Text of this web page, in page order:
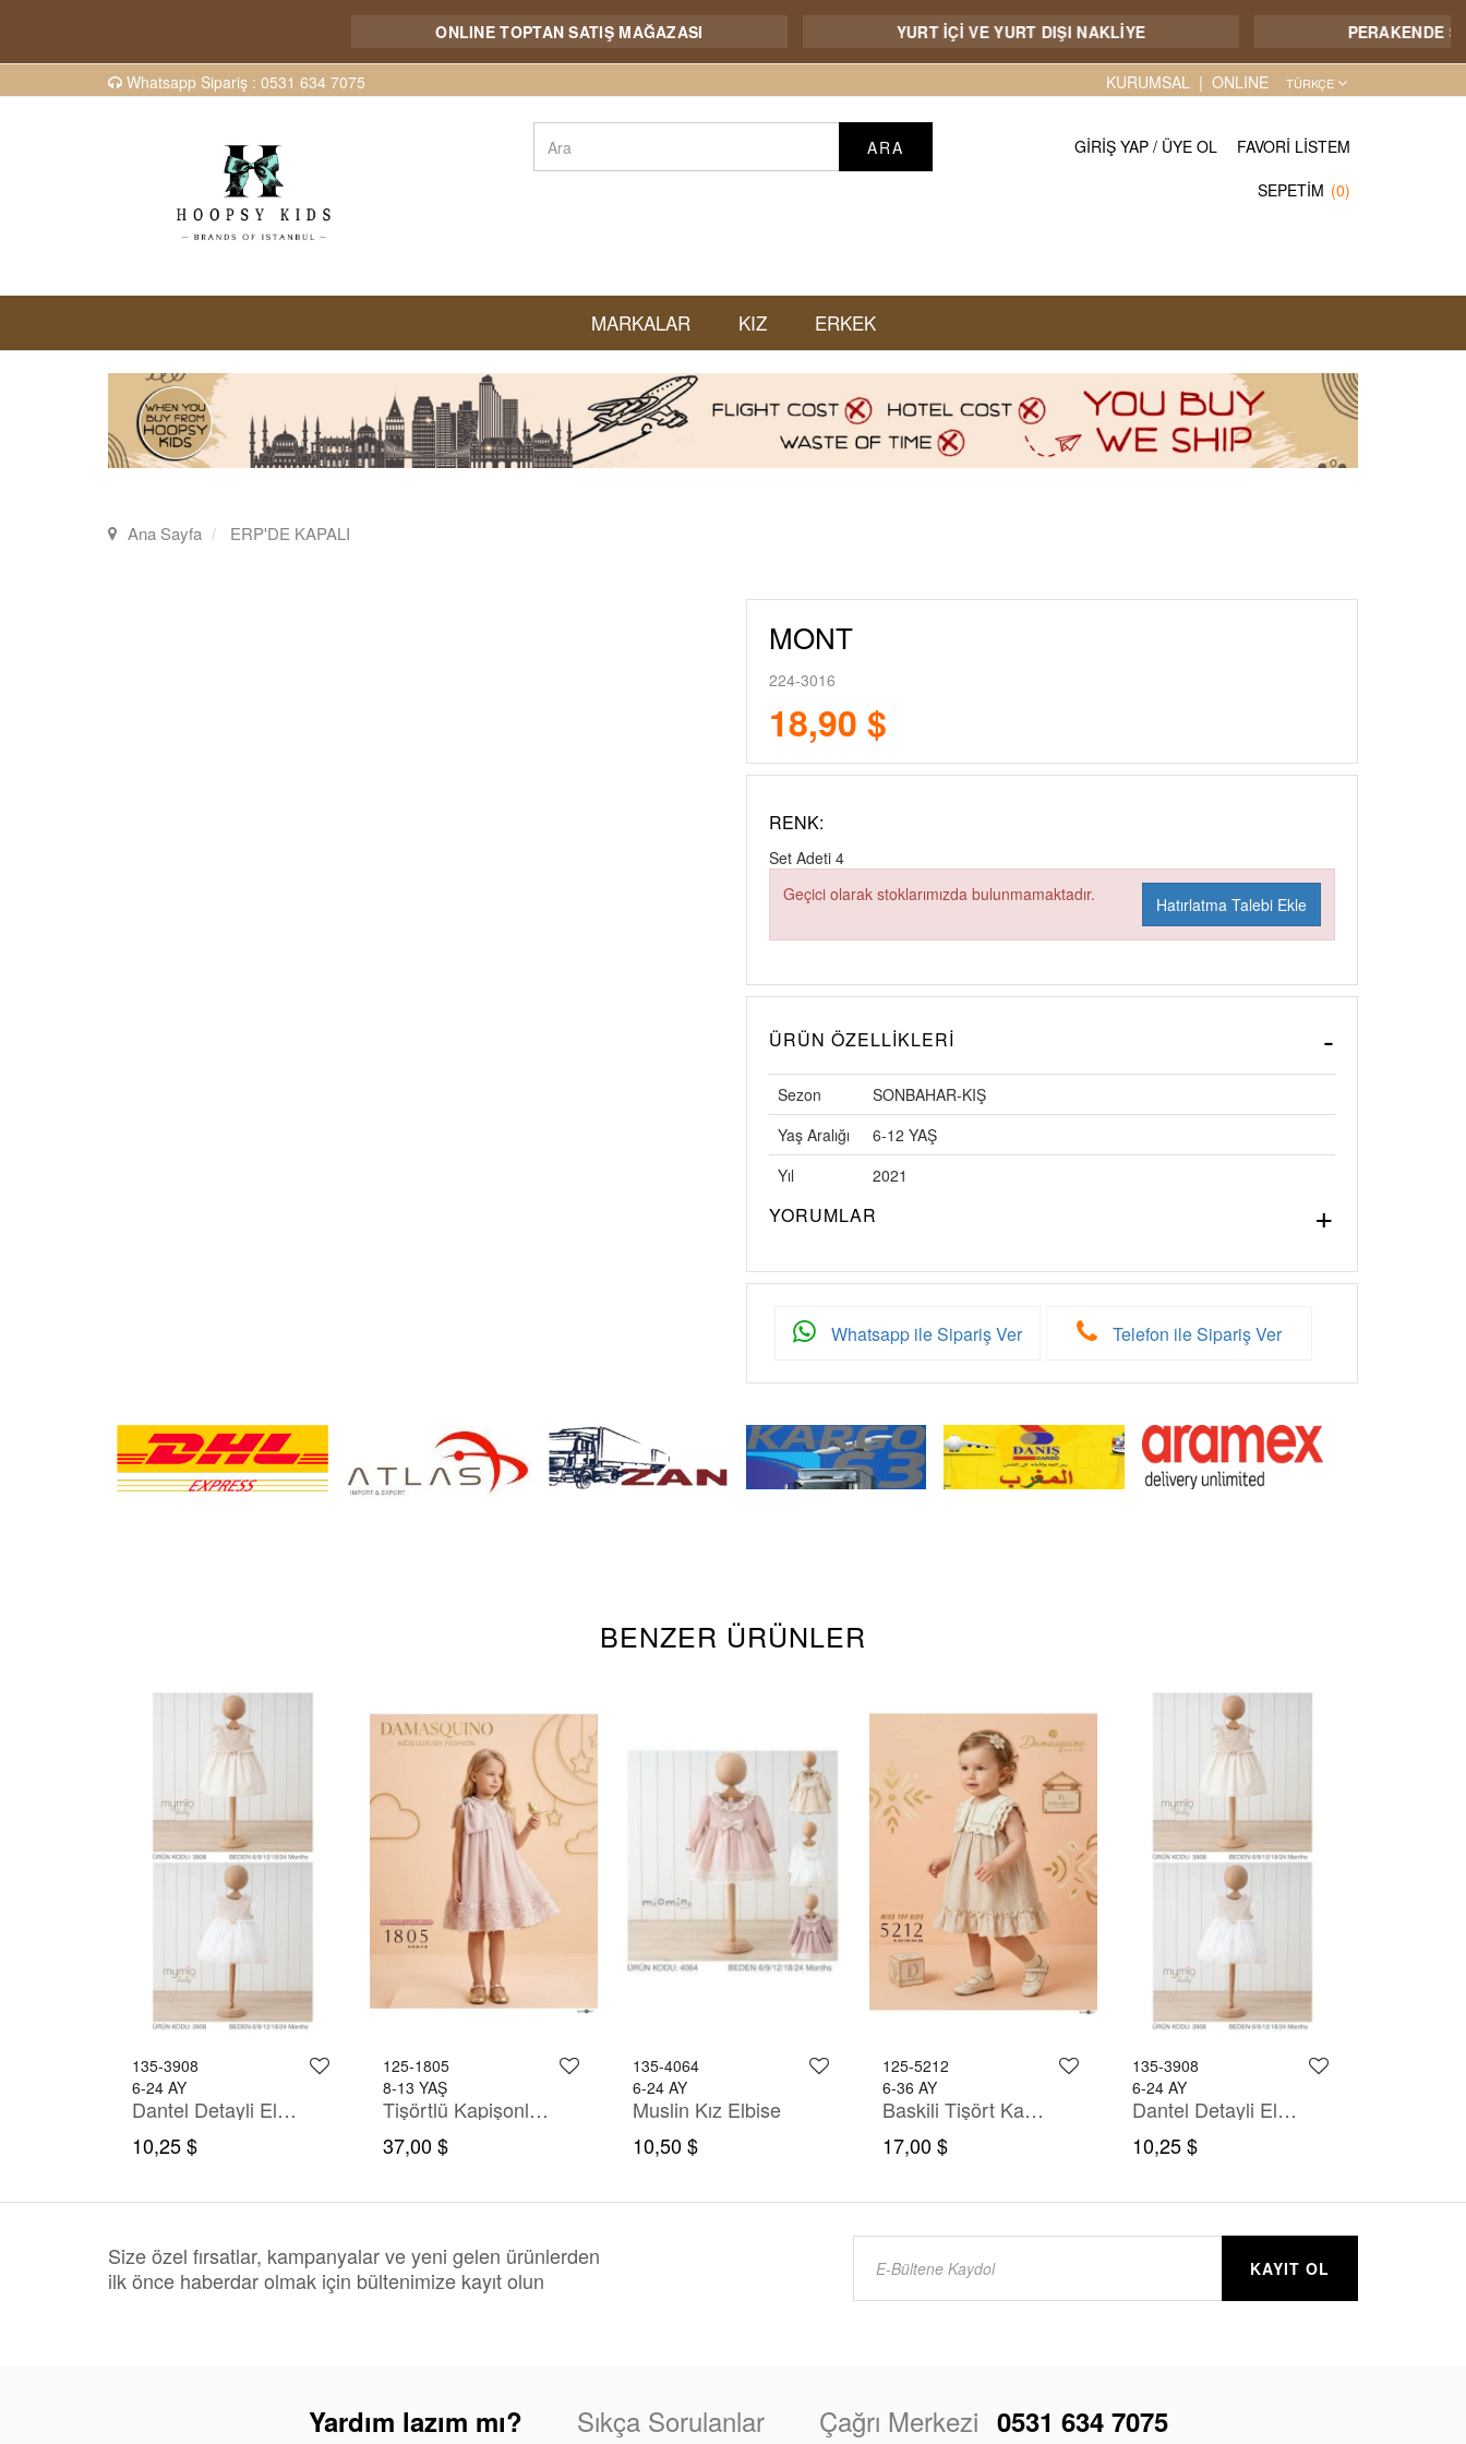
ONLINE TOPTAN SATIŞ MAĞAZASI YURT İÇİ VE YURT DIŞI NAKLİYE PERAKENDE
Whatsapp Sipariş : 0531 634 7075 KURUMSAL ONLINE TÜRKÇE
ARA GIRIŞ YAP / ÜYE OL
FAVORI LISTEM
SEPETIM (0)
MARKALAR KIZ ERKEK
Ana Sayfa ERP'DE KAPALI
MONT
224-3016
18,90 $
RENK:
Set Adeti 4
Geçici olarak stoklarımızda bulunmamaktadır.
Hatırlatma Talebi Ekle
ÜRÜN ÖZELLIKLERI
Sezon
SONBAHAR-KIŞ
Yaş Aralığı
6-12 YAŞ
Yıl
2021
YORUMLAR
Whatsapp ile Sipariş Ver Telefon ile Sipariş Ver
BENZER ÜRÜNLER
135-3908
6-24 AY
Dantel Detayli Elbise
10,25 $
125-1805
8-13 YAŞ
Tişörtlü Kapişonlu Çizgili Gömlekli Pantolon Takım
37,00 $
135-4064
6-24 AY
Muslin Kız Elbise
10,50 $
125-5212
6-36 AY
Baskili Tişört Kapüşonlu Keten Gömlek Pantolon Takim
17,00 $
135-3908
6-24 AY
Dantel Detayli Elbise
10,25 $
Size özel fırsatlar, kampanyalar ve yeni gelen ürünlerden
ilk önce haberdar olmak için bültenimize kayıt olun
KAYIT OL
Yardım lazım mı? Sıkça Sorulanlar Çağrı Merkezi 0531 634 7075